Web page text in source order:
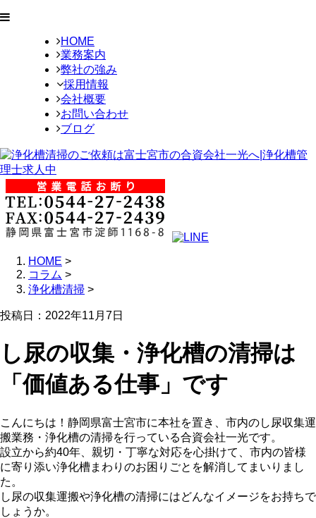
HOME
業務案内
弊社の強み
採用情報
会社概要
お問い合わせ
ブログ
HOME >
コラム >
浄化槽清掃 >
投稿日：2022年11月7日
し尿の収集・浄化槽の清掃は
「価値ある仕事」です
こんにちは！静岡県富士宮市に本社を置き、市内のし尿収集運
搬業務・浄化槽の清掃を行っている合資会社一光です。
設立から約40年、親切・丁寧な対応を心掛けて、市内の皆様
に寄り添い浄化槽まわりのお困りごとを解消してまいりまし
た。
し尿の収集運搬や浄化槽の清掃にはどんなイメージをお持ちで
しょうか。